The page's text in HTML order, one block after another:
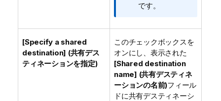
です。
[Specify a shared
destination] (共有デス
ティネーションを指定)
このチェックボックスを
オンにし、表示された
[Shared destination
name] (共有デスティネ
ーションの名前)フィール
ドに共有デスティネーシ